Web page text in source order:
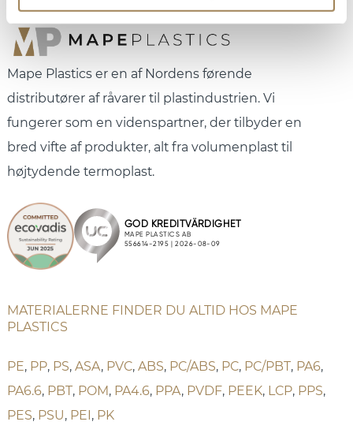
Mape Plastics er en af Nordens førende
distributører af råvarer til plastindustrien. Vi
fungerer som en videnspartner, der tilbyder en
bred vifte af produkter, alt fra volumenplast til
højtydende termoplast.
MATERIALERNE FINDER DU ALTID HOS MAPE
PLASTICS
PE, PP, PS,ASA, PVC,ABS, PC/ABS, PC, PC/PBT, PA6,
PA6.6, PBT, POM, PA4.6, PPA, PVDF, PEEK, LCP, PPS,
PES, PSU, PEI , PK